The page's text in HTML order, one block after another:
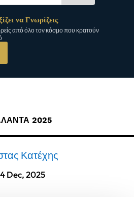
να Γνωρίζεις
από όλο τον κόσμο που κρατούν
2025
Κατέχης
Dec, 2025